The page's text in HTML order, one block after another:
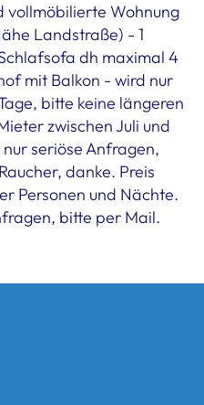
vollmöbilierte Wohnung
Landstraße) - 1
dh maximal 4
mit Balkon - wird nur
bitte keine längeren
zwischen Juli und
seriöse Anfragen,
danke. Preis
Personen und Nächte.
bitte per Mail.